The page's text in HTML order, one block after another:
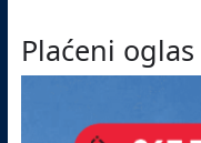
Plaćeni oglas